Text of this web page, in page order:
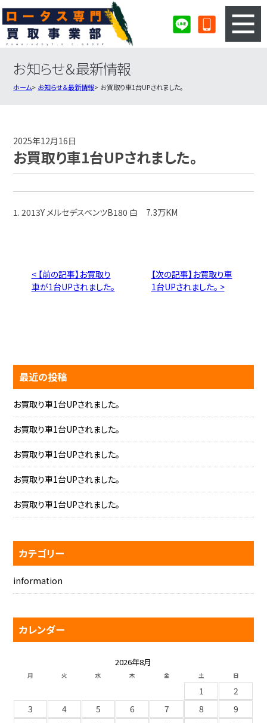
3ステップのカンタン査定
ロータス買取実績
お知らせ＆最新情報
ホーム お知らせ＆最新情報 お買取り車1台UPされました。
2025年12月16日
お買取り車1台UPされました。
1. 2013Y メルセデスベンツB180 白 7.3万KM
< 【前の記事】お買取り
車が1台UPされました。
【次の記事】お買取り車
1台UPされました。 >
最近の投稿
お買取り車1台UPされました。
お買取り車1台UPされました。
お買取り車1台UPされました。
お買取り車1台UPされました。
お買取り車1台UPされました。
カテゴリー
information
カレンダー
2026年8月
月 火 水 木 金 土 日
1
2
3
4 5 6 7 8
9